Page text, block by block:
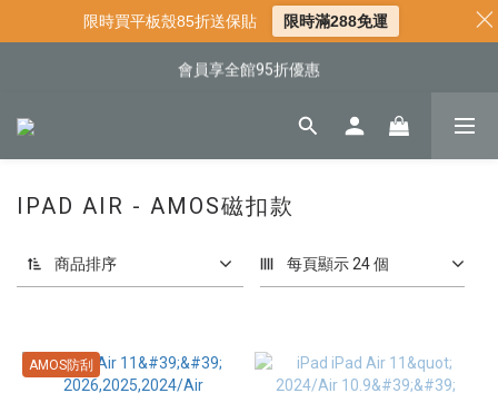
📍新客首購現折$50｜加入會員立即領取
📌年中下殺 手機殼3折起
會員享全館95折優惠
📍新客首購現折$50｜加入會員立即領取
IPAD AIR - AMOS磁扣款
商品排序 每頁顯示 24 個
AMOS防刮
限時買平板殼85折送保貼 限時滿288免運